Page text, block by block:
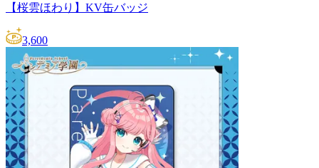
【桜雲ほわり】KV缶バッジ
3,600